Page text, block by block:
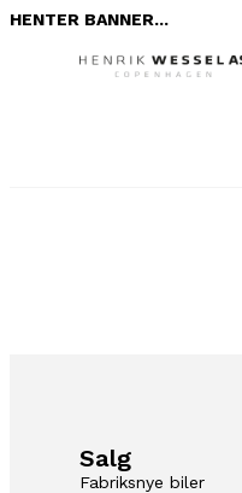
HENTER BANNER...
Salg
Fabriksnye biler